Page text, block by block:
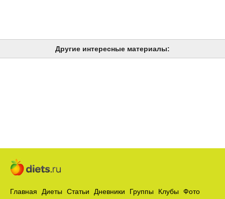
Другие интересные материалы:
Главная Диеты Статьи Дневники Группы Клубы
Фото